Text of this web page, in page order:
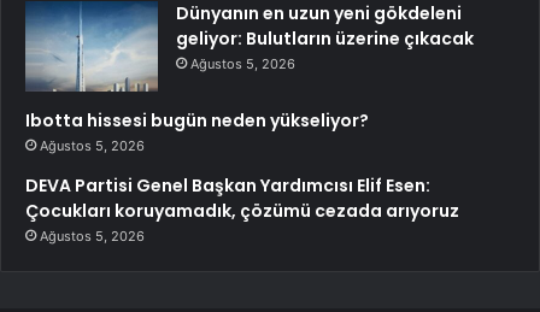
Dünyanın en uzun yeni gökdeleni
geliyor: Bulutların üzerine çıkacak
Ağustos 5, 2026
Ibotta hissesi bugün neden yükseliyor?
Ağustos 5, 2026
DEVA Partisi Genel Başkan Yardımcısı Elif Esen:
Çocukları koruyamadık, çözümü cezada arıyoruz
Ağustos 5, 2026